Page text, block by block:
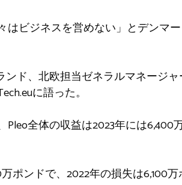
はビジネスを営めない」とデンマ
ンド、北欧担当ゼネラルマネージ
に語った。
Pleo全体の収益は2023年には
ポンドで、2022年の損失は6,100万